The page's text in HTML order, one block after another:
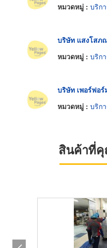
หมวดหมู่ : บริกา
บริษัท แสงโสภ
หมวดหมู่ : บริกา
บริษัท เพอร์ฟอ
หมวดหมู่ : บริกา
สินค้าที่